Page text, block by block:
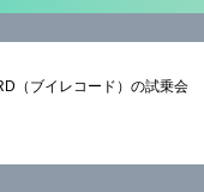
（ブイレコード）の試乗会